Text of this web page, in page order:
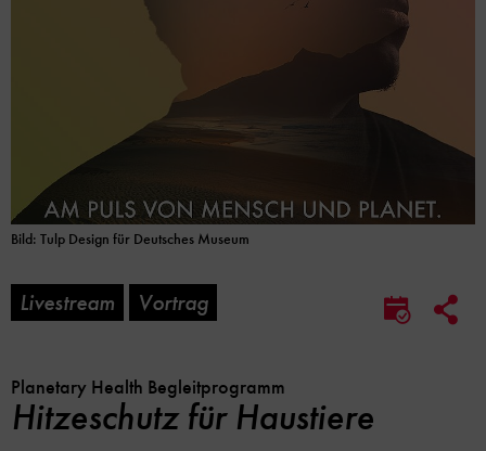
Bild: Tulp Design für Deutsches Museum
Livestream Vortrag
Planetary Health Begleitprogramm
Hitzeschutz für Haustiere